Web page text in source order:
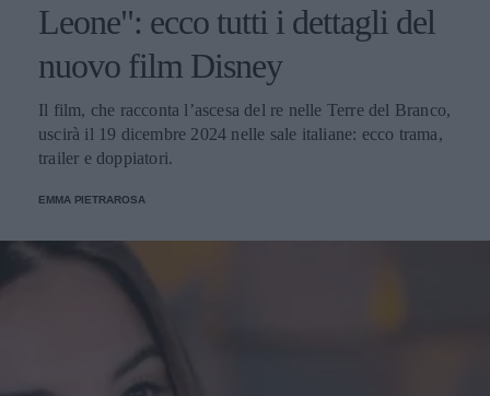
Leone": ecco tutti i dettagli del
nuovo film Disney
Il film, che racconta l’ascesa del re nelle Terre del Branco,
uscirà il 19 dicembre 2024 nelle sale italiane: ecco trama,
trailer e doppiatori.
EMMA PIETRAROSA